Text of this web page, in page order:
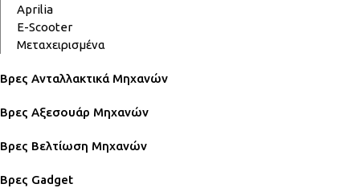
Aprilia
E-Scooter
Μεταχειρισμένα
Βρες Ανταλλακτικά Μηχανών
Βρες Αξεσουάρ Μηχανών
Βρες Βελτίωση Μηχανών
Βρες Gadget